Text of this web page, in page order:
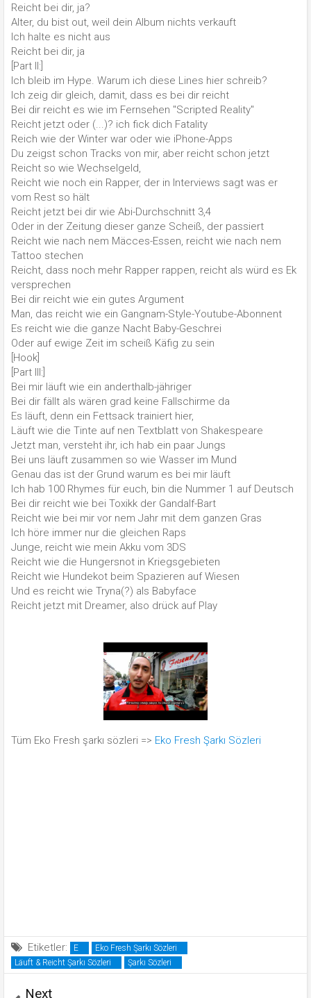
Reicht bei dir, ja?
Alter, du bist out, weil dein Album nichts verkauft
Ich halte es nicht aus
Reicht bei dir, ja
[Part II:]
Ich bleib im Hype. Warum ich diese Lines hier schreib?
Ich zeig dir gleich, damit, dass es bei dir reicht
Bei dir reicht es wie im Fernsehen "Scripted Reality"
Reicht jetzt oder (...)? ich fick dich Fatality
Reich wie der Winter war oder wie iPhone-Apps
Du zeigst schon Tracks von mir, aber reicht schon jetzt
Reicht so wie Wechselgeld,
Reicht wie noch ein Rapper, der in Interviews sagt was er
vom Rest so hält
Reicht jetzt bei dir wie Abi-Durchschnitt 3,4
Oder in der Zeitung dieser ganze Scheiß, der passiert
Reicht wie nach nem Mäcces-Essen, reicht wie nach nem
Tattoo stechen
Reicht, dass noch mehr Rapper rappen, reicht als würd es Ek
versprechen
Bei dir reicht wie ein gutes Argument
Man, das reicht wie ein Gangnam-Style-Youtube-Abonnent
Es reicht wie die ganze Nacht Baby-Geschrei
Oder auf ewige Zeit im scheiß Käfig zu sein
[Hook]
[Part III:]
Bei mir läuft wie ein anderthalb-jähriger
Bei dir fällt als wären grad keine Fallschirme da
Es läuft, denn ein Fettsack trainiert hier,
Läuft wie die Tinte auf nen Textblatt von Shakespeare
Jetzt man, versteht ihr, ich hab ein paar Jungs
Bei uns läuft zusammen so wie Wasser im Mund
Genau das ist der Grund warum es bei mir läuft
Ich hab 100 Rhymes für euch, bin die Nummer 1 auf Deutsch
Bei dir reicht wie bei Toxikk der Gandalf-Bart
Reicht wie bei mir vor nem Jahr mit dem ganzen Gras
Ich höre immer nur die gleichen Raps
Junge, reicht wie mein Akku vom 3DS
Reicht wie die Hungersnot in Kriegsgebieten
Reicht wie Hundekot beim Spazieren auf Wiesen
Und es reicht wie Tryna(?) als Babyface
Reicht jetzt mit Dreamer, also drück auf Play
Tüm Eko Fresh şarkı sözleri => Eko Fresh Şarkı Sözleri
Etiketler: E
Eko Fresh Şarkı Sözleri
Läuft & Reicht Şarkı Sözleri
Şarkı Sözleri
Next